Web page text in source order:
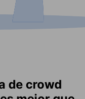
de crowd